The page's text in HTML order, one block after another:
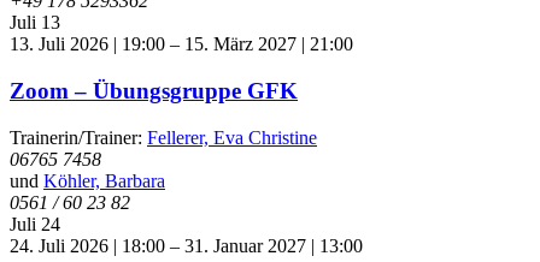
Juli 13
13. Juli 2026 | 19:00 – 15. März 2027 | 21:00
Zoom – Übungsgruppe GFK
Trainerin/Trainer: Fellerer, Eva Christine
06765 7458
und Köhler, Barbara
0561 / 60 23 82
Juli 24
24. Juli 2026 | 18:00 – 31. Januar 2027 | 13:00